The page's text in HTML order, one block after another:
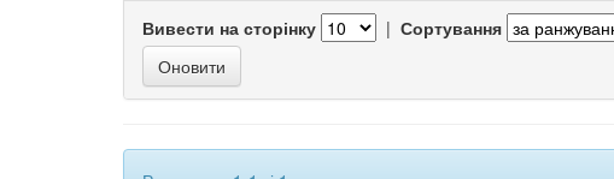
Вивести на сторінку | Сортування